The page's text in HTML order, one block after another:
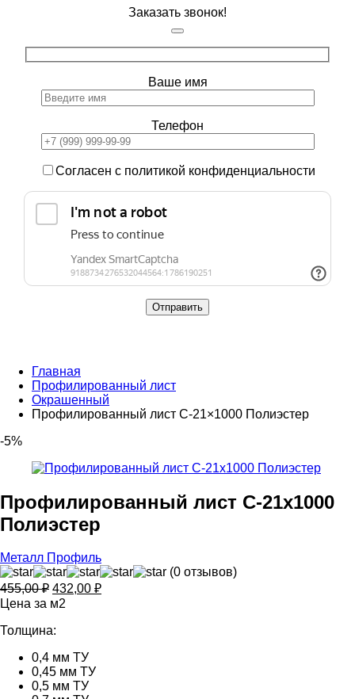
Заказать звонок!
Ваше имя
Телефон
Согласен с политикой конфиденциальности
Главная
Профилированный лист
Окрашенный
Профилированный лист С-21×1000 Полиэстер
-5%
Профилированный лист С-21x1000
Полиэстер
Металл Профиль
(0 отзывов)
455,00₽ Первоначальная
цена
455,00 ₽.
432,00 ₽Текущая
Цена за м2
Толщина:
0,4 мм ТУ
0,45 мм ТУ
0,5 мм ТУ